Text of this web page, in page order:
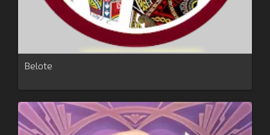
Belote